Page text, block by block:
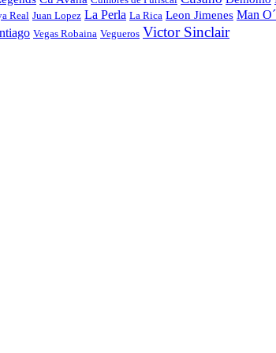
Real Juan Lopez La Perla La Rica Leon Jimenes Man
Vegas Robaina Vegueros Victor Sinclair